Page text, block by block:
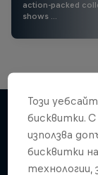
action-packed
shows …
Подобни
Този
бисквитки.
използва
бисквитки
технологии,